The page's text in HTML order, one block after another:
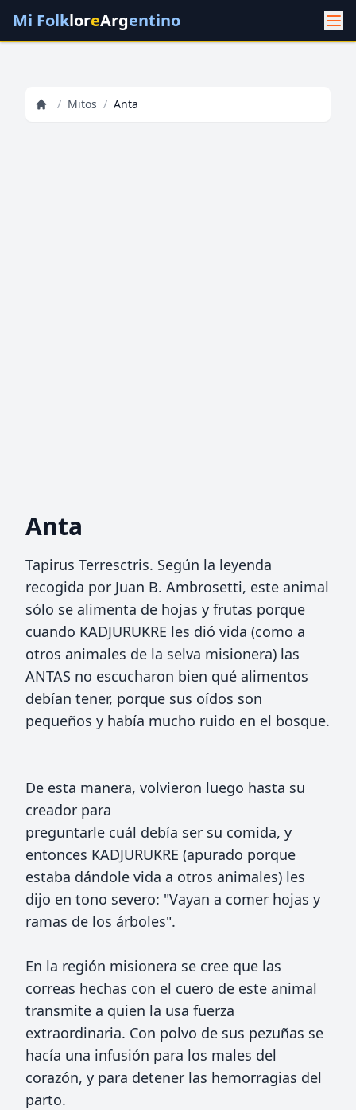
Mi FolkloreArgentino
/ Mitos / Anta
Anta
Tapirus Terresctris. Según la leyenda
recogida por Juan B. Ambrosetti, este animal
sólo se alimenta de hojas y frutas porque
cuando KADJURUKRE les dió vida (como a
otros animales de la selva misionera) las
ANTAS no escucharon bien qué alimentos
debían tener, porque sus oídos son
pequeños y había mucho ruido en el bosque.
De esta manera, volvieron luego hasta su
creador para
preguntarle cuál debía ser su comida, y
entonces KADJURUKRE (apurado porque
estaba dándole vida a otros animales) les
dijo en tono severo: "Vayan a comer hojas y
ramas de los árboles".
En la región misionera se cree que las
correas hechas con el cuero de este animal
transmite a quien la usa fuerza
extraordinaria. Con polvo de sus pezuñas se
hacía una infusión para los males del
corazón, y para detener las hemorragias del
parto.